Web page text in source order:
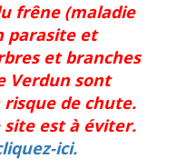
frêne (maladie
parasite et
et branches
Verdun sont
de chute.
site est à éviter.
ici.